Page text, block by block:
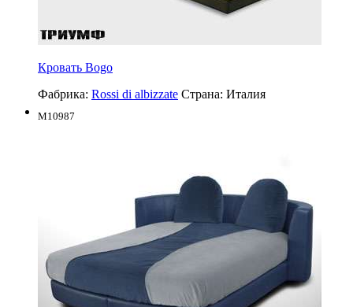
Кровать Bogo
Фабрика: Rossi di albizzate Страна: Италия
M10987